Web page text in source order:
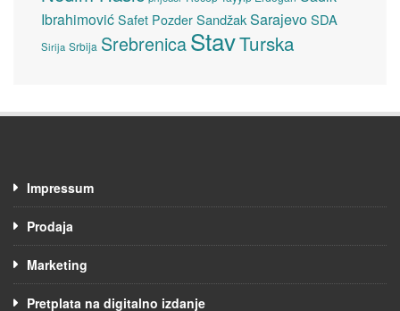
Ibrahimović Safet Pozder SandžakSarajevoSDA
Sirija Srbija SrebrenicaStavTurska
Impressum
Prodaja
Marketing
Pretplata na digitalno izdanje